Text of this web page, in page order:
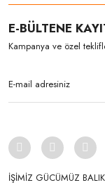
E-BÜLTENE
Kampanya ve özel
İŞİMİZ GÜCÜMÜZ BALIK